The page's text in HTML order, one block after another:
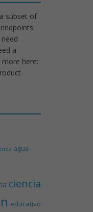
subset of
a
more here:
agua
ciencia
educativo